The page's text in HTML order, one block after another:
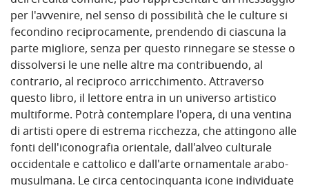
per l'avvenire, nel senso di possibilità che le culture si
fecondino reciprocamente, prendendo di ciascuna la
parte migliore, senza per questo rinnegare se stesse o
dissolversi le une nelle altre ma contribuendo, al
contrario, al reciproco arricchimento. Attraverso
questo libro, il lettore entra in un universo artistico
multiforme. Potrà contemplare l'opera, di una ventina
di artisti opere di estrema ricchezza, che attingono alle
fonti dell'iconografia orientale, dall'alveo culturale
occidentale e cattolico e dall'arte ornamentale arabo-
musulmana. Le circa centocinquanta icone individuate